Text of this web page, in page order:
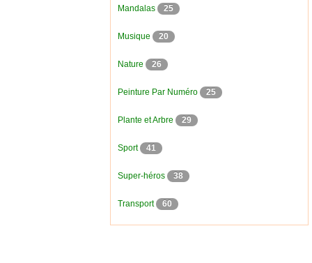
Mandalas 25
Musique 20
Nature 26
Peinture Par Numéro 25
Plante et Arbre 29
Sport 41
Super-héros 38
Transport 60